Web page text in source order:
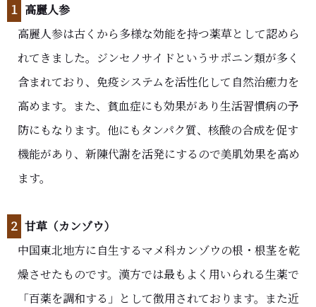
１ 高麗人参
高麗人参は古くから多様な効能を持つ薬草として認めら
れてきました。ジンセノサイドというサポニン類が多く
含まれており、免疫システムを活性化して自然治癒力を
高めます。また、貧血症にも効果があり生活習慣病の予
防にもなります。他にもタンパク質、核酸の合成を促す
機能があり、新陳代謝を活発にするので美肌効果を高め
ます。
２ 甘草（カンゾウ）
中国東北地方に自生するマメ科カンゾウの根・根茎を乾
燥させたものです。漢方では最もよく用いられる生薬で
「百薬を調和する」として徴用されております。また近